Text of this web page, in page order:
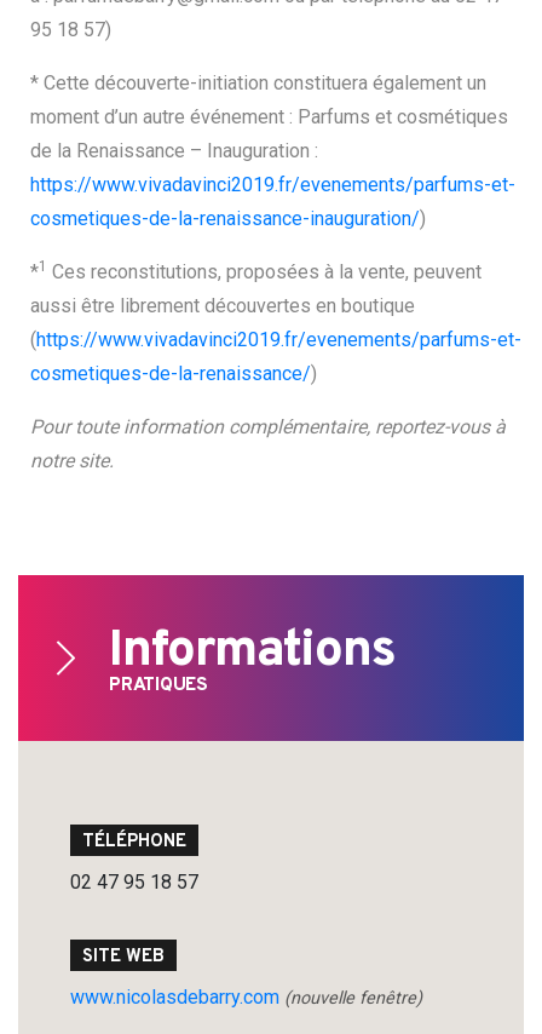
95 18 57)
* Cette découverte-initiation constituera également un
moment d’un autre événement : Parfums et cosmétiques
de la Renaissance – Inauguration :
https://www.vivadavinci2019.fr/evenements/parfums-et-
cosmetiques-de-la-renaissance-inauguration/)
*1 Ces reconstitutions, proposées à la vente, peuvent
aussi être librement découvertes en boutique
(https://www.vivadavinci2019.fr/evenements/parfums-et-
cosmetiques-de-la-renaissance/)
Pour toute information complémentaire, reportez-vous à
notre site.
Informations
PRATIQUES
TÉLÉPHONE
02 47 95 18 57
SITE WEB
www.nicolasdebarry.com (nouvelle fenêtre)
Search
for: